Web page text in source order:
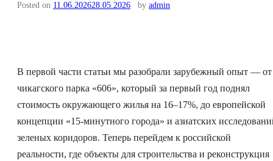
Posted on 11.06.202628.05.2026 by admin
В первой части статьи мы разобрали зарубежный опыт — от
чикагского парка «606», который за первый год поднял
стоимость окружающего жилья на 16–17%, до европейской
концепции «15-минутного города» и азиатских
зеленых коридоров. Теперь перейдем к российской
реальности, где объекты для строительства и реконструкция